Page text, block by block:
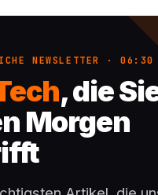
NEWSLETTER · 06:30
, die
Morgen